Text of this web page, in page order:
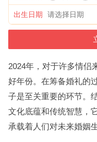
出生日期
2024年，对于许多情侣
好年份。在筹备婚礼的
子是至关重要的环节。
文化底蕴和传统智慧，
承载着人们对未来婚姻